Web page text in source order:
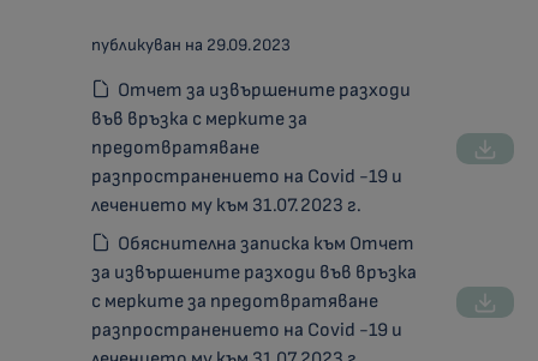
публикуван на 29.09.2023
Отчет за извършените разходи
във връзка с мерките за
предотвратяване
разпространението на Covid -19 и
лечението му към 31.07.2023 г.
Обяснителна записка към Отчет
за извършените разходи във връзка
с мерките за предотвратяване
разпространението на Covid -19 и